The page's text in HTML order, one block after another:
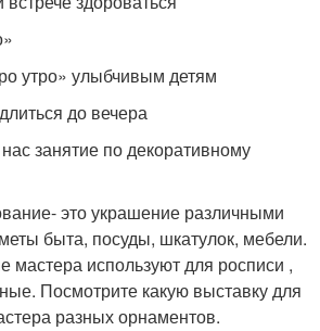
утро» улыбчивым детям
до вечера
занятие по декоративному
это украшение различными
быта, посуды, шкатулок, мебели.
мастера используют для росписи ,
Посмотрите какую выставку для
разных орнаментов.